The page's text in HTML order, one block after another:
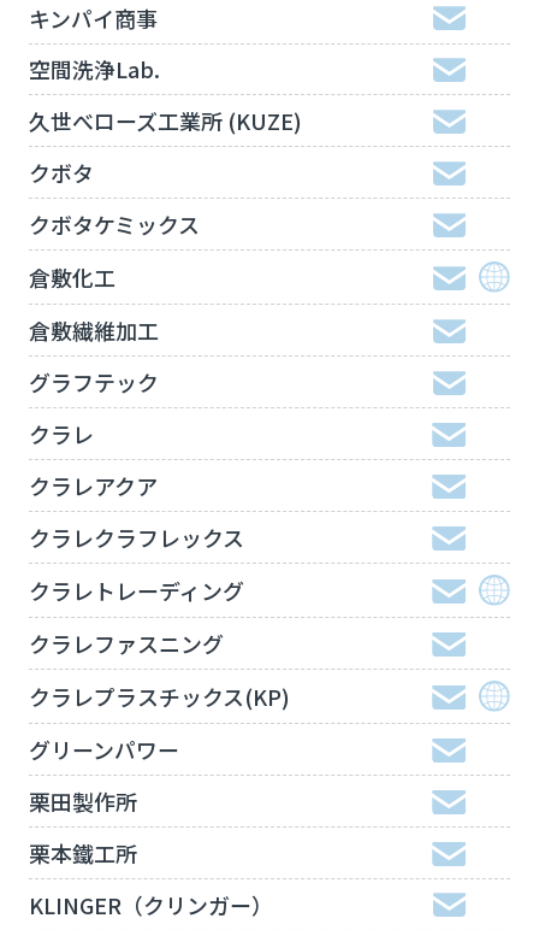
キンパイ商事
空間洗浄Lab.
久世べローズ工業所 (KUZE)
クボタ
クボタケミックス
倉敷化工
倉敷繊維加工
グラフテック
クラレ
クラレアクア
クラレクラフレックス
クラレトレーディング
クラレファスニング
クラレプラスチックス(KP)
グリーンパワー
栗田製作所
栗本鐵工所
KLINGER（クリンガー）